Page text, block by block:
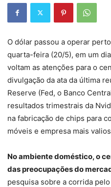
O dólar passou a operar
quarta-feira (20/5), em um
voltam as atenções para o
divulgação da ata da última
Reserve (Fed, o Banco
resultados trimestrais da
na fabricação de chips para
móveis e empresa mais
No ambiente doméstico, o
das preocupações do
pesquisa sobre a corrida